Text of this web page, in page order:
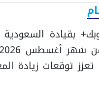
في تحالف أوبك+ بقيادة
توقعات زيادة